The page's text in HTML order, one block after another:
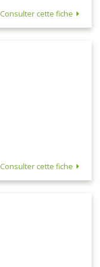
Consulter cette fiche
Consulter cette fiche